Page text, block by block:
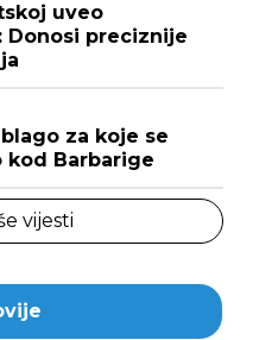
uveo
Donosi preciznije
za koje se
kod Barbarige
vijesti